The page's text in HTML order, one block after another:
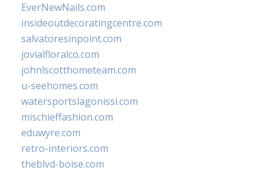
EverNewNails.com
insideoutdecoratingcentre.com
salvatoresinpoint.com
jovialfloralco.com
johnlscotthometeam.com
u-seehomes.com
watersportslagonissi.com
mischieffashion.com
eduwyre.com
retro-interiors.com
theblvd-boise.com